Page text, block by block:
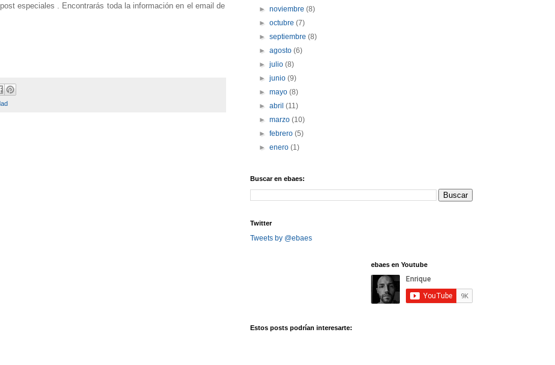
especiales . Encontrarás toda la información en el email de
►noviembre(8)
►octubre(7)
►septiembre(8)
►agosto(6)
►julio(8)
►junio(9)
►mayo(8)
►abril(11)
►marzo(10)
►febrero(5)
►enero(1)
Buscar en ebaes:
Twitter
Tweets by @ebaes
ebaes en Youtube
Estos posts podrían interesarte: